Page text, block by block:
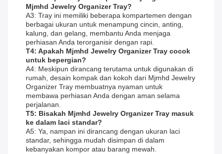
Mjmhd Jewelry Organizer Tray?
A3: Tray ini memiliki beberapa kompartemen dengan
berbagai ukuran untuk menampung cincin, anting,
kalung, dan gelang, membantu Anda menjaga
perhiasan Anda terorganisir dengan rapi.
T4: Apakah Mjmhd Jewelry Organizer Tray cocok
untuk bepergian?
A4: Meskipun dirancang terutama untuk digunakan di
rumah, desain kompak dan kokoh dari Mjmhd Jewelry
Organizer Tray membuatnya nyaman untuk
membawa perhiasan Anda dengan aman selama
perjalanan.
T5: Bisakah Mjmhd Jewelry Organizer Tray masuk
ke dalam laci standar?
A5: Ya, nampan ini dirancang dengan ukuran laci
standar, sehingga mudah disimpan di dalam
kebanyakan kompor atau barang mewah.